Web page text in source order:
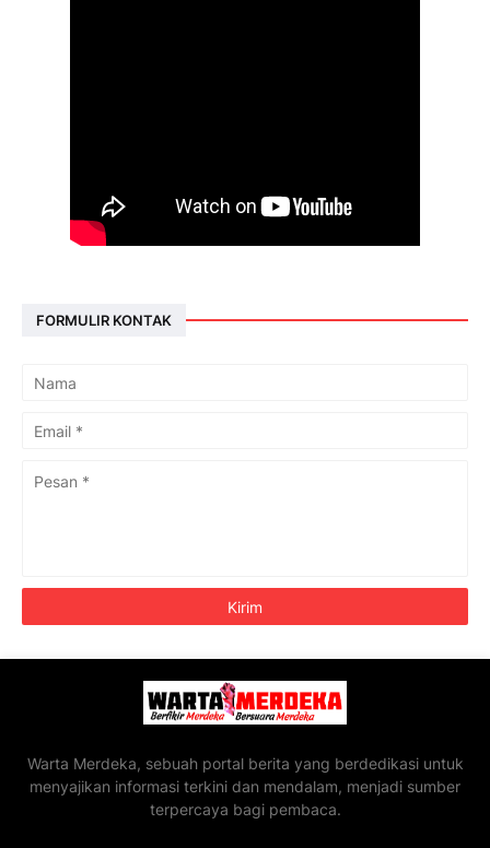
FORMULIR KONTAK
Warta Merdeka, sebuah portal berita yang berdedikasi untuk
menyajikan informasi terkini dan mendalam, menjadi sumber
terpercaya bagi pembaca.